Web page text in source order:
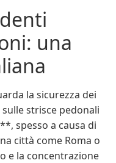
una
la sicurezza dei
strisce pedonali
spesso a causa di
città come Roma o
e la concentrazione